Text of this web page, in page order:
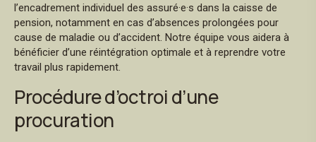
l’encadrement individuel des assuré·e·s dans la caisse de
pension, notamment en cas d’absences prolongées pour
cause de maladie ou d’accident. Notre équipe vous aidera à
bénéficier d’une réintégration optimale et à reprendre votre
travail plus rapidement.
Procédure d’octroi d’une
procuration